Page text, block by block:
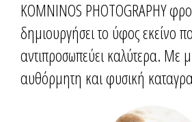
KOMNINOS PHOTOGRAPHY
δημιουργήσει το ύφος εκείνο
αντιπροσωπεύει καλύτερα. Με
αυθόρμητη και φυσική